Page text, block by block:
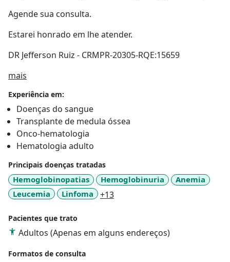
Agende sua consulta.
Estarei honrado em lhe atender.
DR Jefferson Ruiz - CRMPR-20305-RQE:15659
mais
Experiência em:
Doenças do sangue
Transplante de medula óssea
Onco-hematologia
Hematologia adulto
Principais doenças tratadas
Hemoglobinopatias Hemoglobinuria
Anemia
Leucemia
Linfoma +13a11y_sr_more_diseases
Pacientes que trato
Adultos (Apenas em alguns endereços)
Formatos de consulta